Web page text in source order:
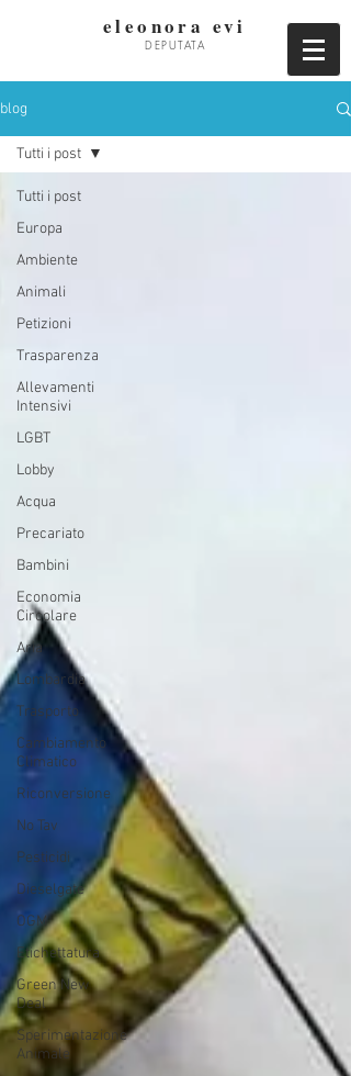
eleonora evi
DEPUTATA
blog
Tutti i post
Europa
Ambiente
Animali
Petizioni
Trasparenza
Allevamenti
Intensivi
LGBT
Lobby
Acqua
Precariato
Bambini
Economia
Circolare
Aria
Lombardia
Trasporto
Cambiamento
Climatico
Riconversione
No Tav
Pesticidi
Dieselgate
OGM
Etichettatura
Green New
Deal
Sperimentazione
Animale
Tutti i post